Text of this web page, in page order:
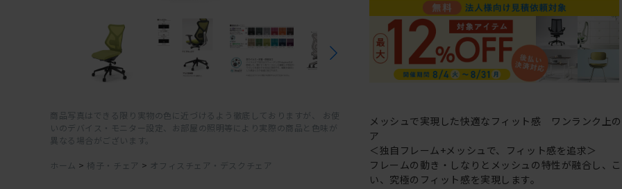
商品写真はできる限り実物の色に近づけるよう徹底しておりますが、 お使
いのデバイス・モニター設定、お部屋の照明等により実際の商品と色味が
異なる場合がございます。
ホーム > 椅子・チェア > オフィスチェア・デスクチェア
メッシュで実現した快適なフィット感 ワンランク上
ア
＜独自フレーム+メッシュで、フィット感を追求＞
フレームの動き・しなりとメッシュの特性が融合し、
い、究極のフィット感を実現します。